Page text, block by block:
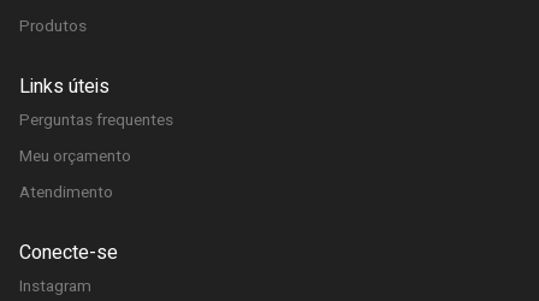
Produtos
Links úteis
Perguntas frequentes
Meu orçamento
Atendimento
Conecte-se
Instagram